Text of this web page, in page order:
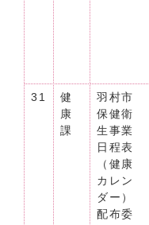
31
健
康
課
羽村市
保健衛
生事業
日程表
（健康
カレン
ダー）
配布委